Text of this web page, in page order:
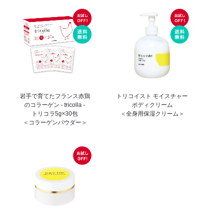
岩手で育てたフランス赤鶏
のコラーゲン - tricolla -
トリコラ5g×30包
＜コラーゲンパウダー＞
トリコイスト モイスチャー
ボディクリーム
＜全身用保湿クリーム＞